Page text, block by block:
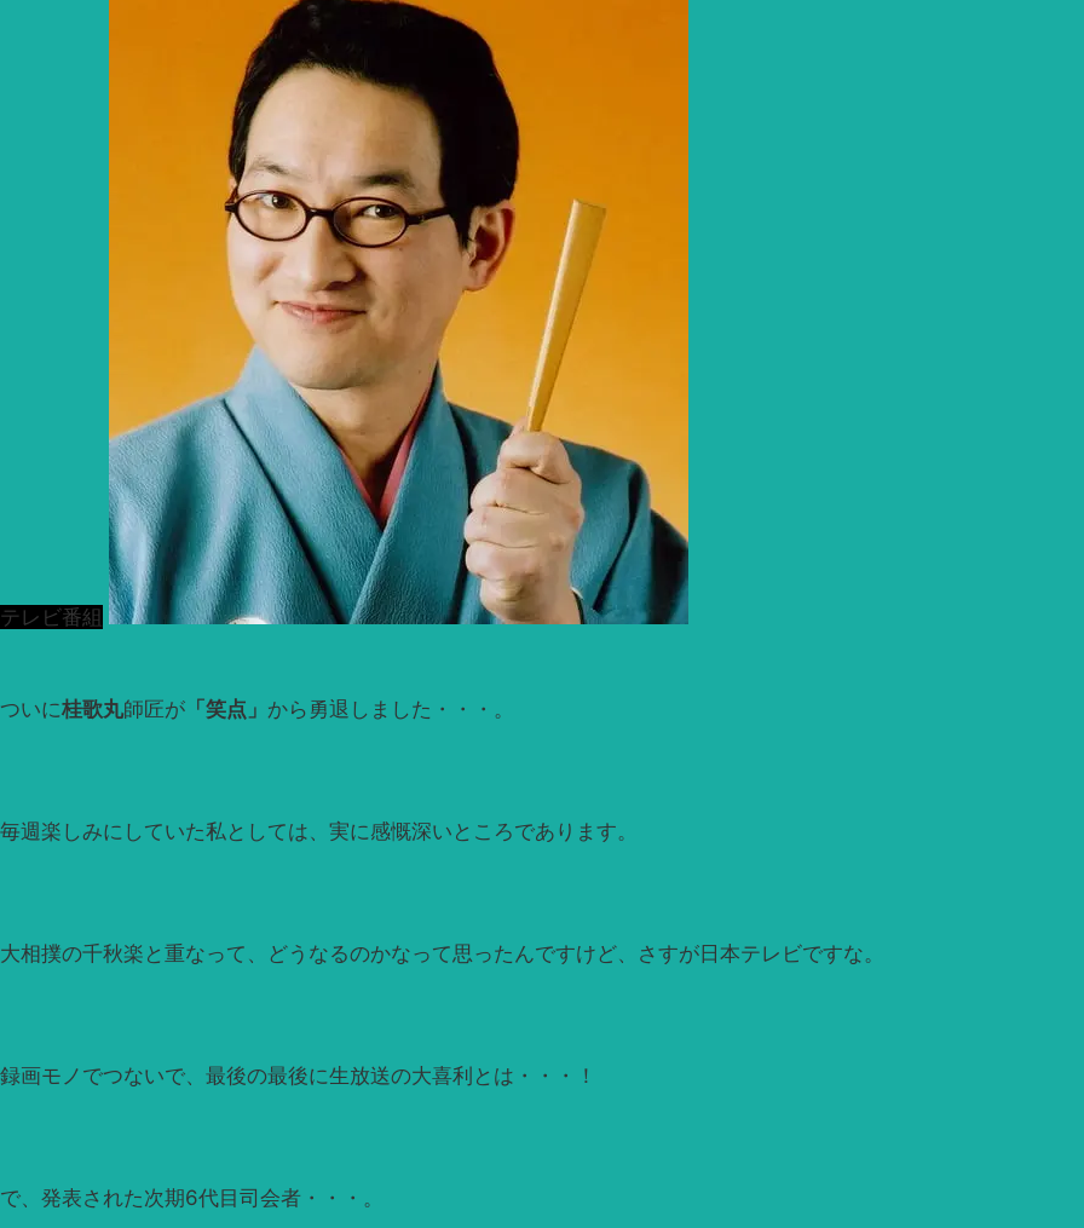
テレビ番組
ついに桂歌丸師匠が 「笑点」 から勇退しました・・・。
毎週楽しみにしていた私としては、実に感慨深いところであります。
大相撲の千秋楽と重なって、どうなるのかなって思ったんですけど、さすが日本テレビですな。
録画モノでつないで、最後の最後に生放送の大喜利とは・・・！
で、発表された次期6代目司会者・・・。